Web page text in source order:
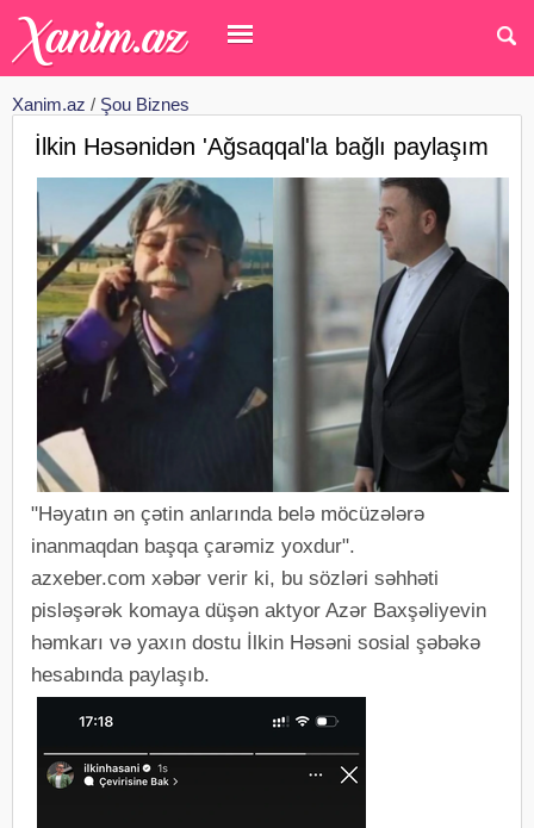
Xanim.az / Şou Biznes
İlkin Həsənidən 'Ağsaqqal'la bağlı paylaşım
"Həyatın ən çətin anlarında belə möcüzələrə
inanmaqdan başqa çarəmiz yoxdur".
azxeber.com xəbər verir ki, bu sözləri səhhəti
pisləşərək komaya düşən aktyor Azər Baxşəliyevin
həmkarı və yaxın dostu İlkin Həsəni sosial şəbəkə
hesabında paylaşıb.